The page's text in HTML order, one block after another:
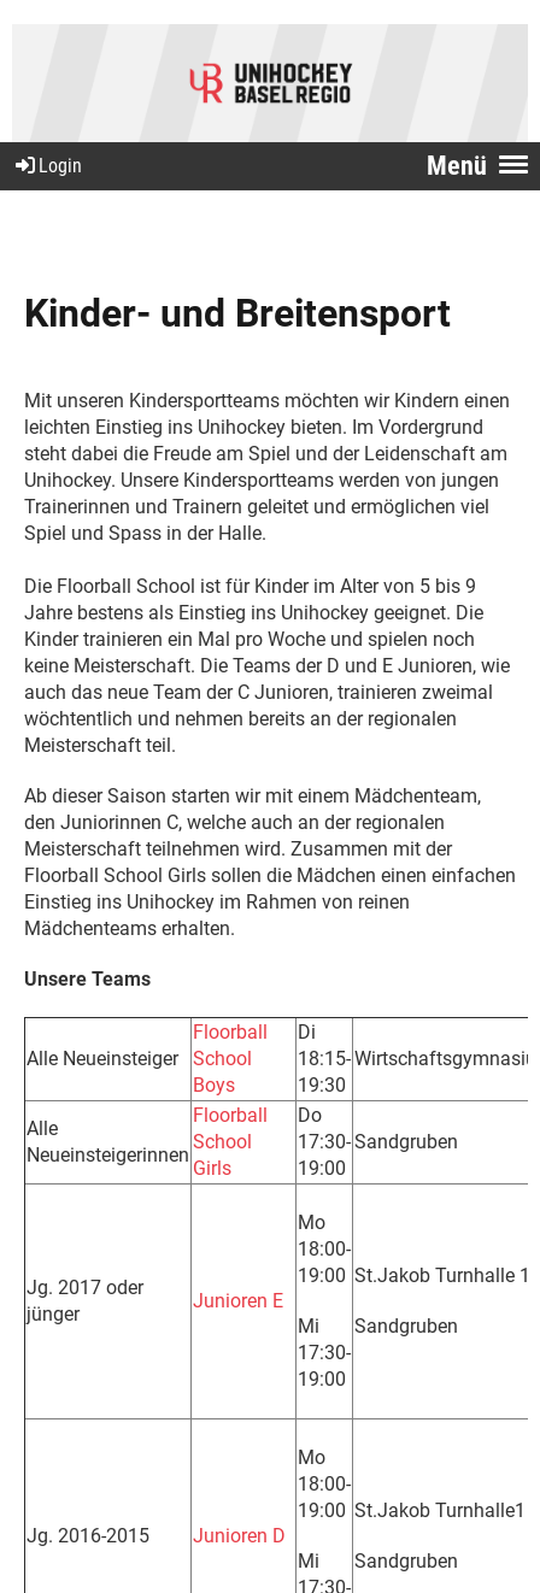
Menü
Login
Kinder- und Breitensport
Mit unseren Kindersportteams möchten wir Kindern einen
leichten Einstieg ins Unihockey bieten. Im Vordergrund
steht dabei die Freude am Spiel und der Leidenschaft am
Unihockey. Unsere Kindersportteams werden von jungen
Trainerinnen und Trainern geleitet und ermöglichen viel
Spiel und Spass in der Halle.
Die Floorball School ist für Kinder im Alter von 5 bis 9
Jahre bestens als Einstieg ins Unihockey geeignet. Die
Kinder trainieren ein Mal pro Woche und spielen noch
keine Meisterschaft. Die Teams der D und E Junioren, wie
auch das neue Team der C Junioren, trainieren zweimal
wöchtentlich und nehmen bereits an der regionalen
Meisterschaft teil.
Ab dieser Saison starten wir mit einem Mädchenteam,
den Juniorinnen C, welche auch an der regionalen
Meisterschaft teilnehmen wird. Zusammen mit der
Floorball School Girls sollen die Mädchen einen einfachen
Einstieg ins Unihockey im Rahmen von reinen
Mädchenteams erhalten.
Unsere Teams
Alle Neueinsteiger
Floorball
School
Boys
Di
18:15-
19:30
Alle
Neueinsteigerinnen
Floorball
School
Girls
Do
17:30-
19:00
Sandgruben
Jg. 2017 oder
jünger
Junioren E
Mo
18:00-
19:00
Mi
17:30-
19:00
St.Jakob Turnhalle 1
Sandgruben
Jg. 2016-2015 Junioren D
Mo
18:00-
19:00
Mi
17:30-
St.Jakob Turnhalle1
Sandgruben